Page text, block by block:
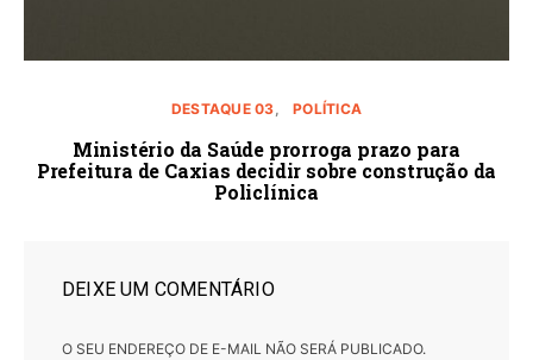
DESTAQUE 03 POLÍTICA
Ministério da Saúde prorroga prazo para
Prefeitura de Caxias decidir sobre construção da
Policlínica
DEIXE UM COMENTÁRIO
O SEU ENDEREÇO DE E-MAIL NÃO SERÁ PUBLICADO.